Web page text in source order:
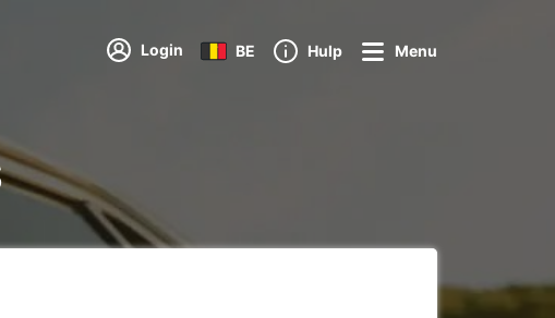
Login BE Hulp Menu